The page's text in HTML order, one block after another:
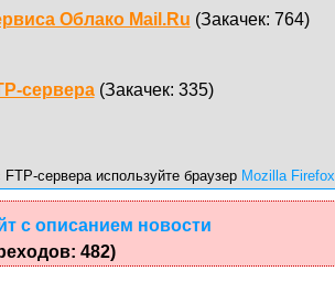
Облако Mail.Ru (Закачек: 764)
сервера (Закачек: 335)
сервера используйте браузер Mozilla Firefox
с описанием новости
482)